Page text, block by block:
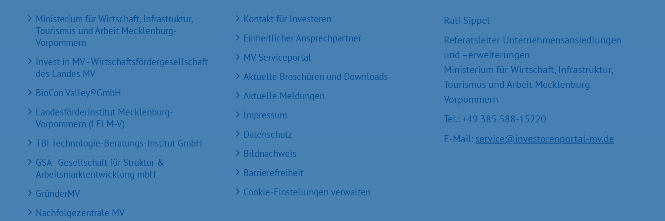
Ministerium für Wirtschaft, Infrastruktur,
Tourismus und Arbeit Mecklenburg-
Vorpommern
Invest in MV - Wirtschaftsfördergesellschaft
des Landes MV
BioCon Valley®GmbH
Landesförderinstitut Mecklenburg-
Vorpommern (LFI M-V)
TBI Technologie-Beratungs-Institut GmbH
GSA - Gesellschaft für Struktur &
Arbeitsmarktentwicklung mbH
GründerMV
Nachfolgezentrale MV
Kontakt für Investoren
Einheitlicher Ansprechpartner
MV Serviceportal
Aktuelle Broschüren und Downloads
Aktuelle Meldungen
Impressum
Datenschutz
Bildnachweis
Barrierefreiheit
Cookie-Einstellungen verwalten
Ralf Sippel
Referatsleiter Unternehmensansiedlungen
und –erweiterungen
Ministerium für Wirtschaft, Infrastruktur,
Tourismus und Arbeit Mecklenburg-
Vorpommern
Tel.: +49 385 588-15220
E-Mail: service@investorenportal-mv.de